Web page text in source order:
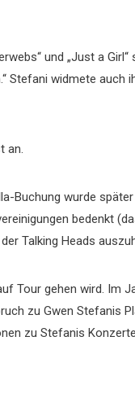
und „Just a Girl“
Stefani widmete auch
an.
Buchung wurde
bedenkt
Talking Heads
Tour gehen wird. Im
zu Gwen Stefanis
zu Stefanis